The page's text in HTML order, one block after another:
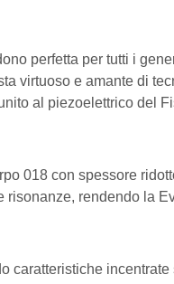
perfetta per tutti i
virtuoso e amante di
al piezoelettrico del
018 con spessore
rendendo la
caratteristiche